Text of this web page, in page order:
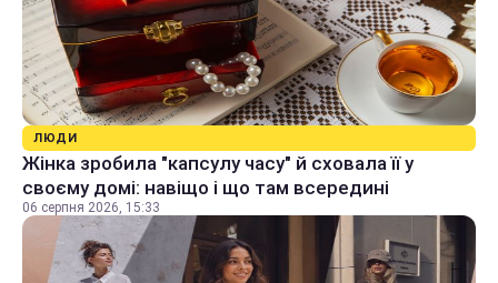
ЛЮДИ
Жінка зробила "капсулу часу" й сховала її у
своєму домі: навіщо і що там всередині
06 серпня 2026, 15:33